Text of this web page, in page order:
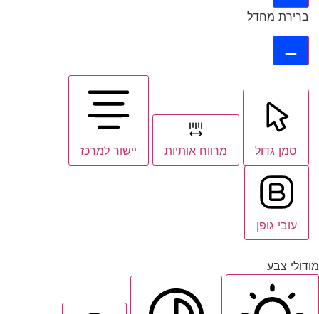
ברירת מחדל
סמן גדול מרווח אותיות יישור למרכז
עובי גופן
מודולי צבע